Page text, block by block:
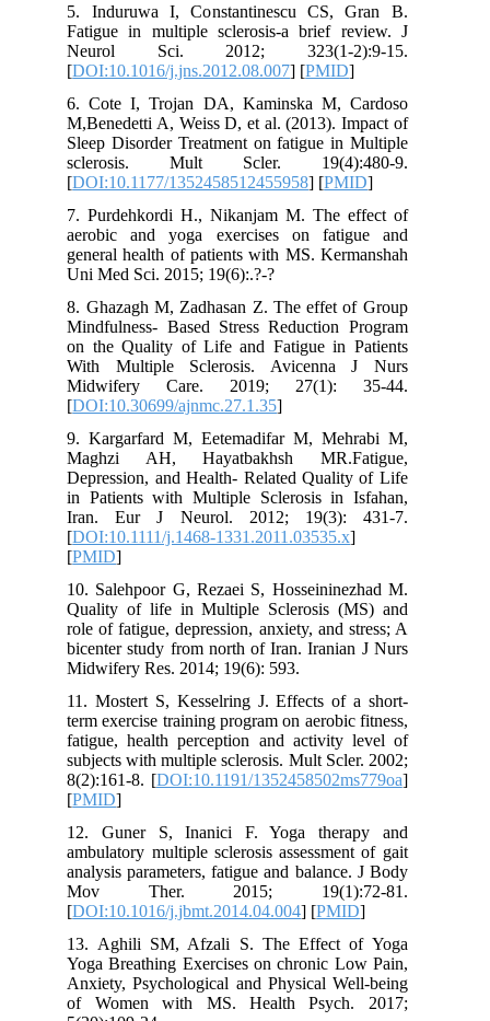
5. Induruwa I, Constantinescu CS,
Fatigue in multiple sclerosis-a brief
Neurol Sci. 2012; 323(1-
[DOI:10.1016/j.jns.2012.08.007
6. Cote I, Trojan DA, Kaminska M,
M,Benedetti A, Weiss D, et al. (2013).
Sleep Disorder Treatment on fatigue
sclerosis. Mult Scler.
[DOI:10.1177/1352458512455958
7. Purdehkordi H., Nikanjam M. The
aerobic and yoga exercises on
general health of patients with MS.
Uni Med Sci. 2015; 19(6):.?-?
8. Ghazagh M, Zadhasan Z. The effet
Mindfulness- Based Stress Reduction
on the Quality of Life and Fatigue in
With Multiple Sclerosis.
Midwifery Care. 2019; 27(1):
[DOI:10.30699/ajnmc.27.1.35
9. Kargarfard M, Eetemadifar M,
Maghzi AH, Hayatbakhsh
Depression, and Health- Related
in Patients with Multiple Sclerosis in
Iran. Eur J Neurol. 2012;
[DOI:10.1111/j.1468-
10. Salehpoor G, Rezaei S,
Quality of life in Multiple Sclerosis
role of fatigue, depression, anxiety, and
bicenter study from north of Iran.
Midwifery Res. 2014; 19(6): 593.
11. Mostert S, Kesselring J. Effects
term exercise training program on
fatigue, health perception and
subjects with multiple sclerosis. Mult
8(2):161-8. [DOI:10.1191/
12. Guner S, Inanici F. Yoga
ambulatory multiple sclerosis
analysis parameters, fatigue and
Mov Ther. 2015;
[DOI:10.1016/j.jbmt.2014.04.004
13. Aghili SM, Afzali S. The Effect
Yoga Breathing Exercises on chronic
Anxiety, Psychological and Physical
of Women with MS. Health